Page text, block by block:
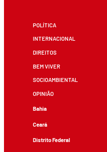
POLÍTICA
INTERNACIONAL
DIREITOS
BEM VIVER
SOCIOAMBIENTAL
OPINIÃO
Bahia
Ceará
Distrito Federal